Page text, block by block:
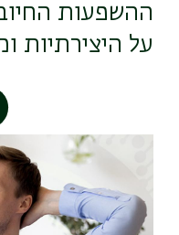
ההשפעות
על היצירתיות